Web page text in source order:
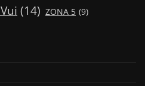
(14) ZONA 5 (9)